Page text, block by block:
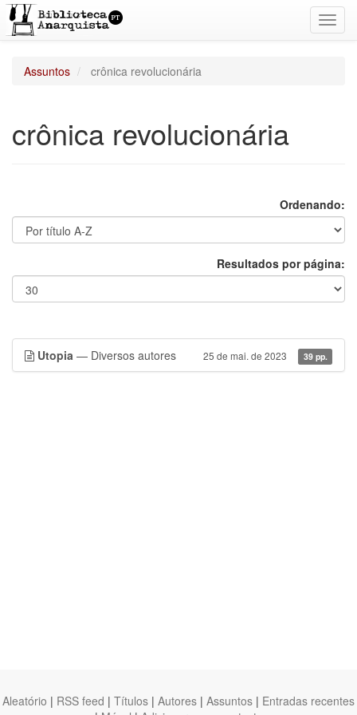
Assuntos crônica revolucionária
crônica revolucionária
Ordenando:
Resultados por página:
Utopia — Diversos autores 25 de mai. de 2023 39 pp.
Aleatório | RSS feed | Títulos | Autores | Assuntos | Entradas recentes